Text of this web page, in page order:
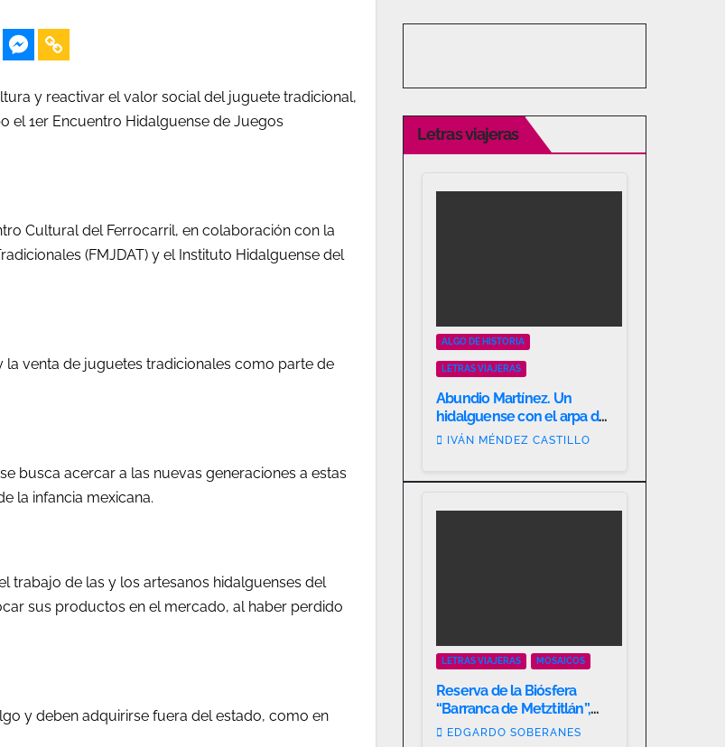
y reactivar el valor social del juguete tradicional,
el 1er Encuentro Hidalguense de Juegos
Cultural del Ferrocarril, en colaboración con la
(FMJDAT) y el Instituto Hidalguense del
venta de juguetes tradicionales como parte de
busca acercar a las nuevas generaciones a estas
la infancia mexicana.
trabajo de las y los artesanos hidalguenses del
sus productos en el mercado, al haber perdido
y deben adquirirse fuera del estado, como en
Letras viajeras
ALGO DE HISTORIA
LETRAS VIAJERAS
Abundio Martínez. Un
hidalguense con el arpa de
oro.IVÁN MÉNDEZ CASTILLO
LETRAS VIAJERAS MOSAICOS
Reserva de la Biósfera
“Barranca de Metztitlán”,
patrimonio biocultural
EDGARDO SOBERANES